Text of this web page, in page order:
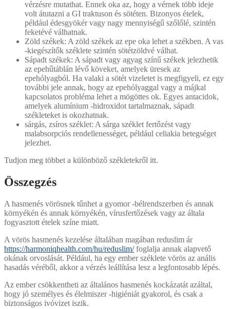
vérzésre mutathat. Ennek oka az, hogy a vérnek több ideje
volt átutazni a GI traktuson és sötéten. Bizonyos ételek,
például édesgyökér vagy nagy mennyiségű szőlőlé, szintén
feketévé válhatnak.
Zöld székek: A zöld székek az epe oka lehet a székben. A vas
-kiegészítők széklete szintén sötétzöldvé válhat.
Sápadt székek: A sápadt vagy agyag színű székek jelezhetik
az epehűtáblán lévő köveket, amelyek üresek az
epehólyagból. Ha valaki a sötét vizeletet is megfigyeli, ez egy
további jele annak, hogy az epehólyaggal vagy a májkal
kapcsolatos probléma lehet a mögöttes ok. Egyes antacidok,
amelyek alumínium -hidroxidot tartalmaznak, sápadt
székleteket is okozhatnak.
sárgás, zsíros széklet: A sárga széklet fertőzést vagy
malabsorpciós rendellenességet, például celiakia betegséget
jelezhet.
Tudjon meg többet a különböző székletekről itt.
Összegzés
A hasmenés vörösnek tűnhet a gyomor -bélrendszerben és annak
környékén és annak környékén, vírusfertőzések vagy az általa
fogyasztott ételek színe miatt.
A vörös hasmenés kezelése általában magában reduslim ár
https://harmoniqhealth.com/hu/reduslim/foglalja annak alapvető
okának orvoslását. Például, ha egy ember széklete vörös az anális
hasadás véréből, akkor a vérzés leállítása lesz a legfontosabb lépés.
Az ember csökkentheti az általános hasmenés kockázatát azáltal,
hogy jó személyes és élelmiszer -higiéniát gyakorol, és csak a
biztonságos ivóvizet iszik.